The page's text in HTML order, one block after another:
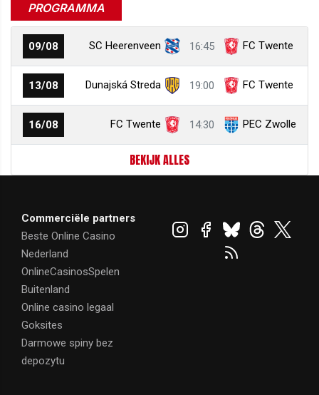
PROGRAMMA
09/08 SC Heerenveen 16:45 FC Twente
13/08 Dunajská Streda 19:00 FC Twente
16/08 FC Twente 14:30 PEC Zwolle
BEKIJK ALLES
Commerciële partners
Beste Online Casino
Nederland
OnlineCasinosSpelen
Buitenland
Online casino legaal
Goksites
Darmowe spiny bez
depozytu